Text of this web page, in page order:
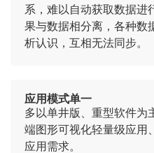
系，难以自动获取数据进
果与数据相分离，各种数
析认识，互相无法同步。
应用模式单一
多以单井版、重型软件为
端图形可视化轻量级应用
应用需求。